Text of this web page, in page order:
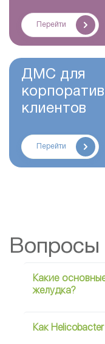
Перейти
ДМС для
клиентов
Перейти
Вопросы
Какие
желудка?
Как